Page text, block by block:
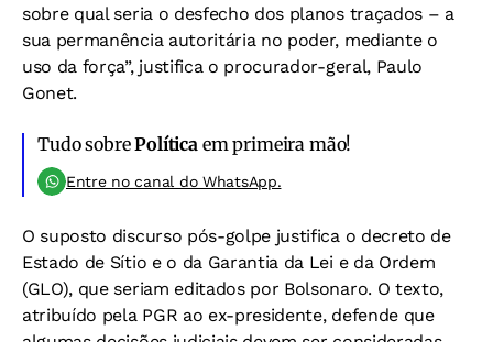
sobre qual seria o desfecho dos planos traçados – a
sua permanência autoritária no poder, mediante o
uso da força”, justifica o procurador-geral, Paulo
Gonet.
Tudo sobrePolíticaem primeira mão!
Entre no canal do WhatsApp.
O suposto discurso pós-golpe justifica o decreto de
Estado de Sítio e o da Garantia da Lei e da Ordem
(GLO), que seriam editados por Bolsonaro. O texto,
atribuído pela PGR ao ex-presidente, defende que